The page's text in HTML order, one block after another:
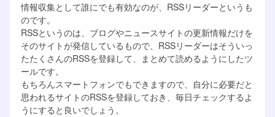
情報収集として誰にでも有効なのが、RSSリーダーというも
のです。
RSSというのは、ブログやニュースサイトの更新情報だけを
そのサイトが発信しているもので、RSSリーダーはそういっ
たたくさんのRSSを登録して、まとめて読めるようにしたツ
ールです。
もちろんスマートフォンでもできますので、自分に必要だと
思われるサイトのRSSを登録しておき、毎日チェックするよ
うにすると良いでしょう。